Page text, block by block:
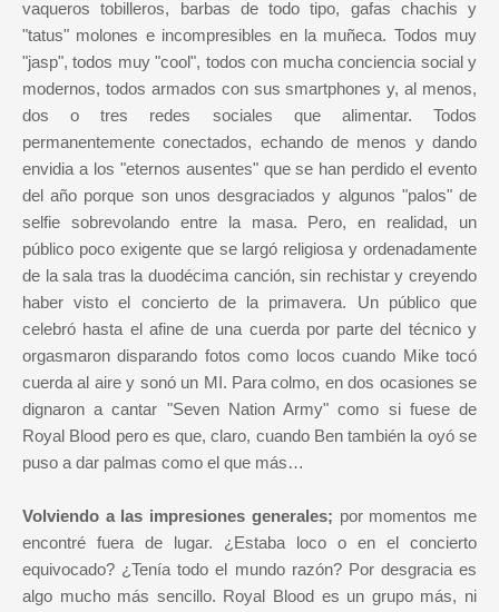
vaqueros tobilleros, barbas de todo tipo, gafas chachis y
"tatus" molones e incompresibles en la muñeca. Todos muy
"jasp", todos muy "cool", todos con mucha conciencia social y
modernos, todos armados con sus smartphones y, al menos,
dos o tres redes sociales que alimentar. Todos
permanentemente conectados, echando de menos y dando
envidia a los "eternos ausentes" que se han perdido el evento
del año porque son unos desgraciados y algunos "palos" de
selfie sobrevolando entre la masa. Pero, en realidad, un
público poco exigente que se largó religiosa y ordenadamente
de la sala tras la duodécima canción, sin rechistar y creyendo
haber visto el concierto de la primavera. Un público que
celebró hasta el afine de una cuerda por parte del técnico y
orgasmaron disparando fotos como locos cuando Mike tocó
cuerda al aire y sonó un MI. Para colmo, en dos ocasiones se
dignaron a cantar "Seven Nation Army" como si fuese de
Royal Blood pero es que, claro, cuando Ben también la oyó se
puso a dar palmas como el que más…
Volviendo a las impresiones generales; por momentos me
encontré fuera de lugar. ¿Estaba loco o en el concierto
equivocado? ¿Tenía todo el mundo razón? Por desgracia es
algo mucho más sencillo. Royal Blood es un grupo más, ni